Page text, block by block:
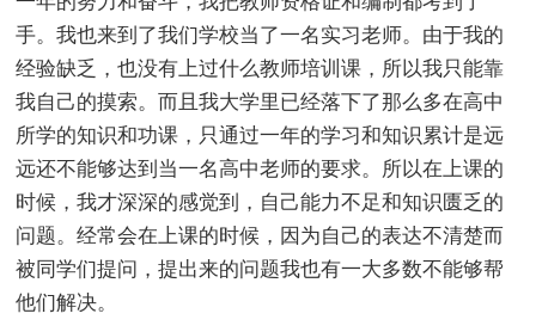
手。我也来到了我们学校当了一名实习老师。由于我的
经验缺乏，也没有上过什么教师培训课，所以我只能靠
我自己的摸索。而且我大学里已经落下了那么多在高中
所学的知识和功课，只通过一年的学习和知识累计是远
远还不能够达到当一名高中老师的要求。所以在上课的
时候，我才深深的感觉到，自己能力不足和知识匮乏的
问题。经常会在上课的时候，因为自己的表达不清楚而
被同学们提问，提出来的问题我也有一大多数不能够帮
他们解决。